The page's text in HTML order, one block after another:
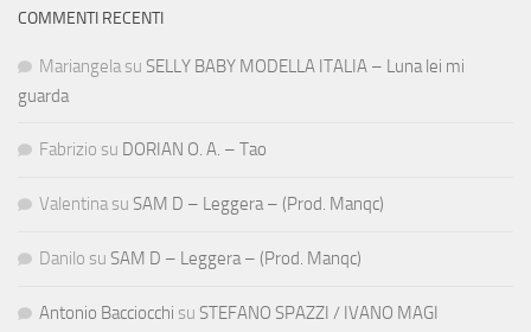
COMMENTI RECENTI
Mariangela su SELLY BABY MODELLA ITALIA – Luna lei mi
guarda
Fabrizio su DORIAN O. A. – Tao
Valentina su SAM D – Leggera – (Prod. Manqc)
Danilo su SAM D – Leggera – (Prod. Manqc)
Antonio Bacciocchi su STEFANO SPAZZI / IVANO MAGI